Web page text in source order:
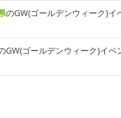
のGW(ゴールデンウィーク)イ
GW(ゴールデンウィーク)イベ